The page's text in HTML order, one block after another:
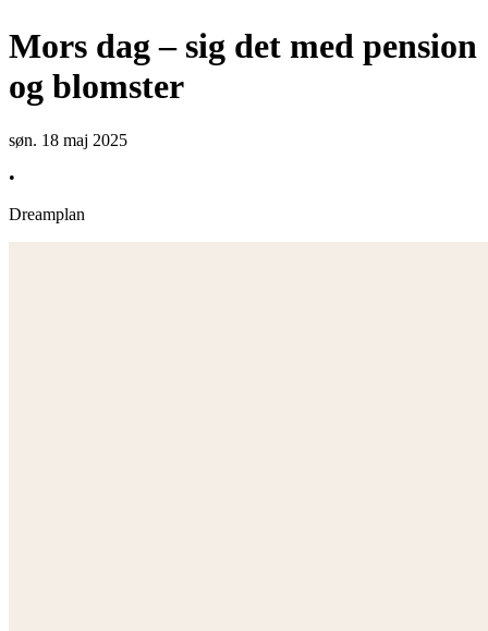
Mors dag – sig det med pension
og blomster
søn. 18 maj 2025
•
Dreamplan